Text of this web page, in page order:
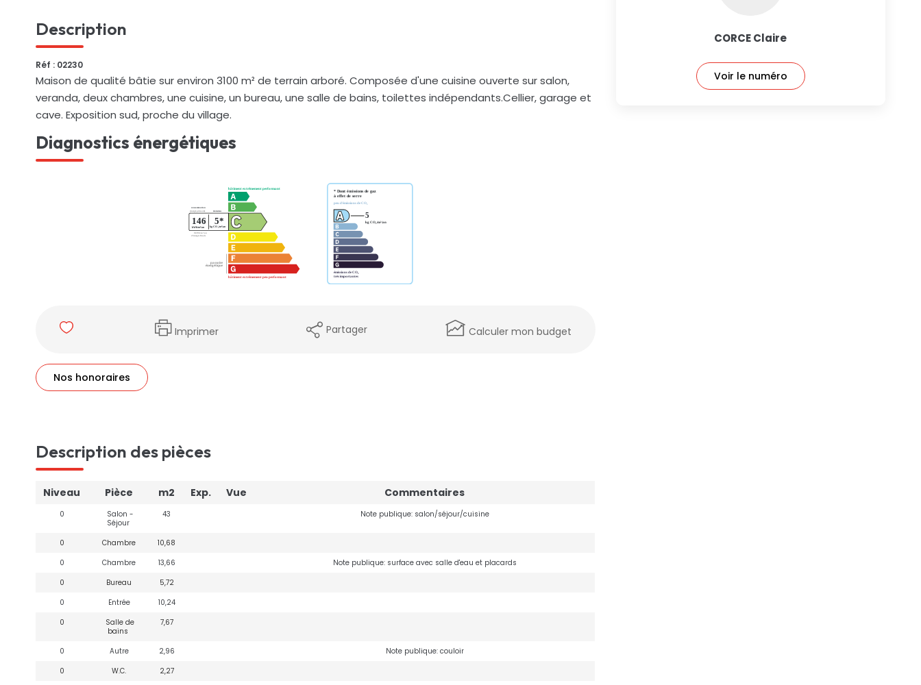
Description
Réf : 02230
Maison de qualité bâtie sur environ 3100 m² de terrain arboré. Composée d'une cuisine ouverte sur salon,
veranda, deux chambres, une cuisine, un bureau, une salle de bains, toilettes indépendants.Cellier, garage et
cave. Exposition sud, proche du village.
Diagnostics énergétiques
Imprimer Partager Calculer mon budget
Nos honoraires
Description des pièces
Niveau Pièce m2 Exp. Vue Commentaires
0
Salon -
Séjour
43 Note publique: salon/séjour/cuisine
0 Chambre
10,68
0
Chambre 13,66
Note publique: surface avec salle d'eau et placards
0
Bureau
5,72
0
Entrée
10,24
0
Salle de
bains
7,67
0 Autre 2,96
Note publique: couloir
0
W.C.
2,27
CORCE Claire
Voir le numéro